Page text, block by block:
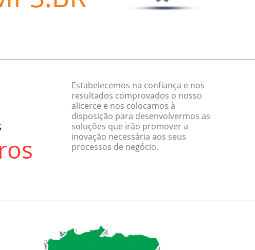
Estabelecemos na confiança e nos
resultados comprovados o nosso
alicerce e nos colocamos à
disposição para desenvolvermos as
soluções que irão promover a
inovação necessária aos seus
processos de negócio.